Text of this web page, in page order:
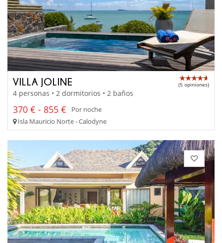
VILLA JOLINE (5 opiniones)
4 personas • 2 dormitorios • 2 baños
370 € - 855 €
Por noche
Isla Mauricio Norte - Calodyne